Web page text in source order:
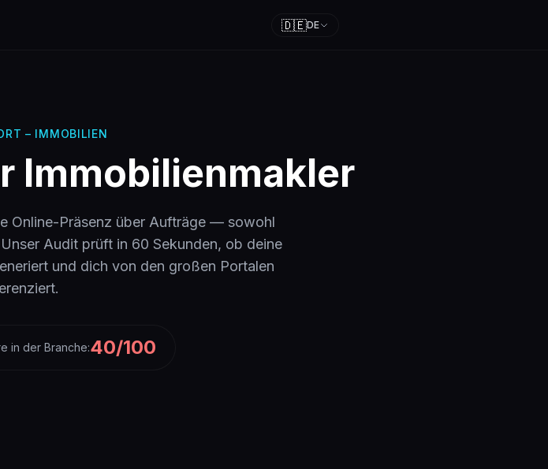
🇩🇪DE
– IMMOBILIEN
Immobilienmakler
Online-Präsenz über Aufträge — sowohl
Audit prüft in 60 Sekunden, ob deine
und dich von den großen Portalen
in der Branche:40/100